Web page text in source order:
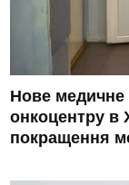
Нове медичне
онкоцентру в
покращення